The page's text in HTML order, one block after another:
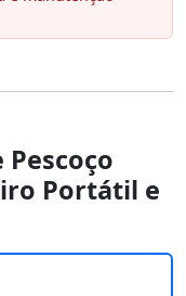
Portátil e